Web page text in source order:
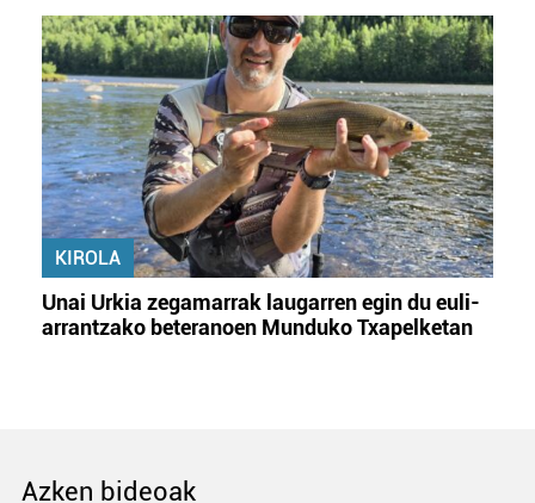
KIROLA
Unai Urkia zegamarrak laugarren egin du euli-
arrantzako beteranoen Munduko Txapelketan
Azken bideoak